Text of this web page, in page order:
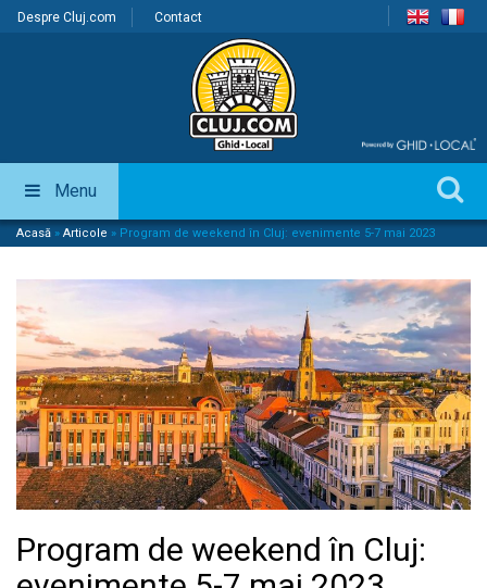
Despre Cluj.com Contact
Menu
Acasă » Articole » Program de weekend în Cluj: evenimente 5-7 mai 2023
Program de weekend în Cluj: